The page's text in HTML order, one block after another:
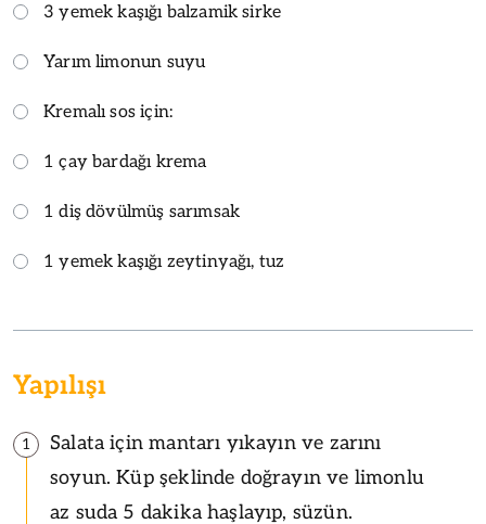
3 yemek kaşığı balzamik sirke
Yarım limonun suyu
Kremalı sos için:
1 çay bardağı krema
1 diş dövülmüş sarımsak
1 yemek kaşığı zeytinyağı, tuz
Yapılışı
1
Salata için mantarı yıkayın ve zarını
soyun. Küp şeklinde doğrayın ve limonlu
az suda 5 dakika haşlayıp, süzün.